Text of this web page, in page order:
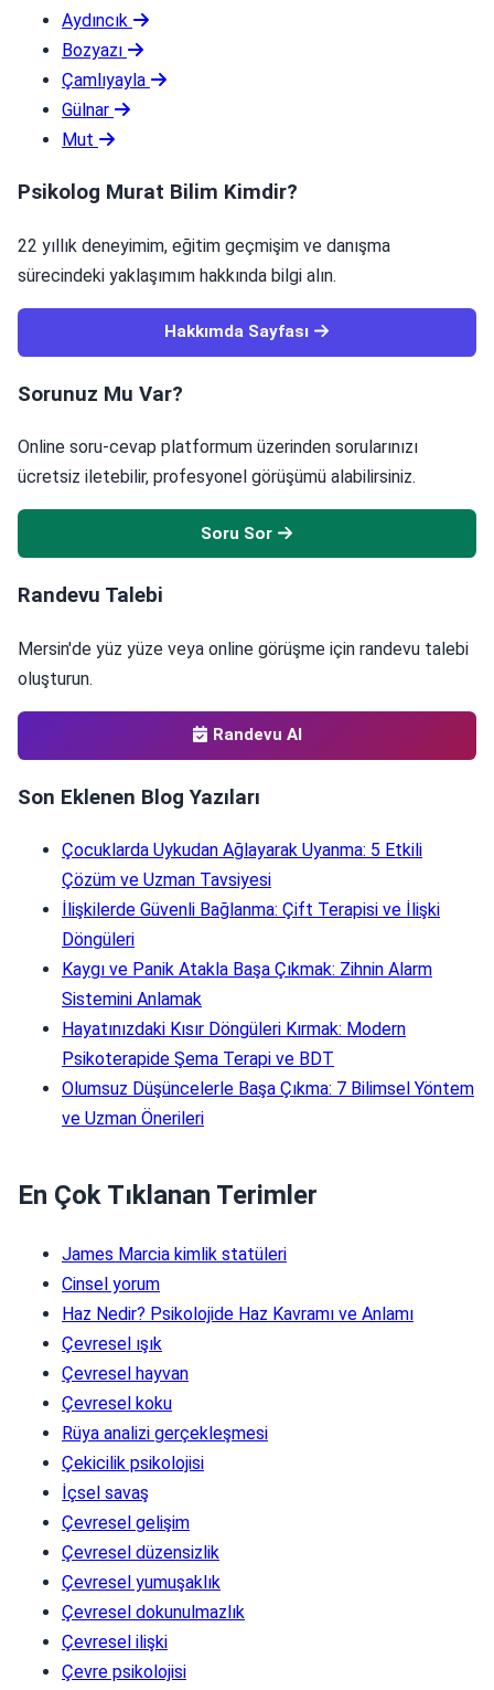
Aydıncık
Bozyazı
Çamlıyayla
Gülnar
Mut
Psikolog Murat Bilim Kimdir?
22 yıllık deneyimim, eğitim geçmişim ve danışma
sürecindeki yaklaşımım hakkında bilgi alın.
Hakkımda Sayfası
Sorunuz Mu Var?
Online soru-cevap platformum üzerinden sorularınızı
ücretsiz iletebilir, profesyonel görüşümü alabilirsiniz.
Soru Sor
Randevu Talebi
Mersin'de yüz yüze veya online görüşme için randevu talebi
oluşturun.
Randevu Al
Son Eklenen Blog Yazıları
Çocuklarda Uykudan Ağlayarak Uyanma: 5 Etkili
Çözüm ve Uzman Tavsiyesi
İlişkilerde Güvenli Bağlanma: Çift Terapisi ve İlişki
Döngüleri
Kaygı ve Panik Atakla Başa Çıkmak: Zihnin Alarm
Sistemini Anlamak
Hayatınızdaki Kısır Döngüleri Kırmak: Modern
Psikoterapide Şema Terapi ve BDT
Olumsuz Düşüncelerle Başa Çıkma: 7 Bilimsel Yöntem
ve Uzman Önerileri
En Çok Tıklanan Terimler
James Marcia kimlik statüleri
Cinsel yorum
Haz Nedir? Psikolojide Haz Kavramı ve Anlamı
Çevresel ışık
Çevresel hayvan
Çevresel koku
Rüya analizi gerçekleşmesi
Çekicilik psikolojisi
İçsel savaş
Çevresel gelişim
Çevresel düzensizlik
Çevresel yumuşaklık
Çevresel dokunulmazlık
Çevresel ilişki
Çevre psikolojisi